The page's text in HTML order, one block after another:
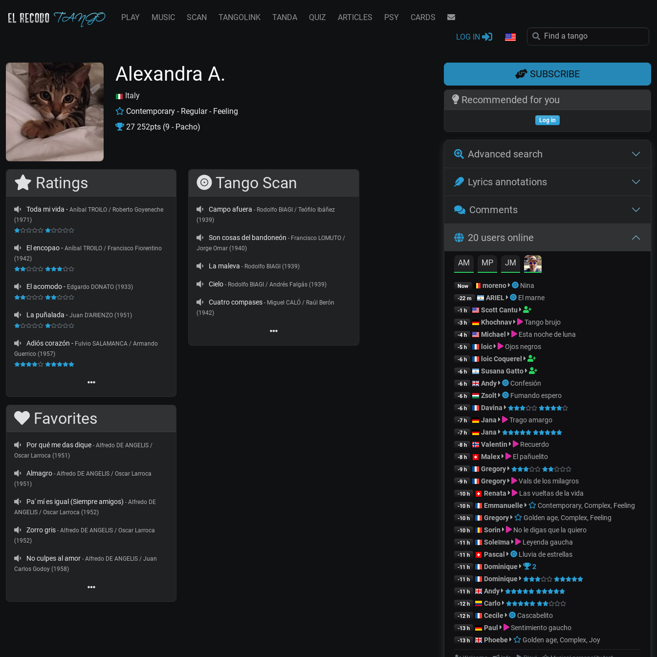
PLAY MUSIC SCAN TANGOLINK TANDA QUIZ ARTICLES PSY CARDS
LOG IN
Alexandra A.
Italy
Contemporary - Regular - Feeling
27 252pts (9 - Pacho)
Ratings
Toda mi vida - Aníbal TROILO / Roberto Goyeneche
(1971)
El encopao- Aníbal TROILO / Francisco Fiorentino
(1942)
El acomodo- Edgardo DONATO (1933)
La puñalada - Juan D'ARIENZO (1951)
Adiós corazón - Fulvio SALAMANCA / Armando
Guerrico (1957)
Tango Scan
Campo afuera - Rodolfo BIAGI / Teófilo Ibáñez
(1939)
Son cosas del bandoneón - Francisco LOMUTO /
Jorge Omar (1940)
La maleva - Rodolfo BIAGI (1939)
Cielo - Rodolfo BIAGI / Andrés Falgás (1939)
Cuatro compases - Miguel CALÓ / Raúl Berón
(1942)
Favorites
Por qué me das dique - Alfredo DE ANGELIS /
Oscar Larroca (1951)
Almagro - Alfredo DE ANGELIS / Oscar Larroca
(1951)
Pa' mí es igual (Siempre amigos) - Alfredo DE
ANGELIS / Oscar Larroca (1952)
Zorro gris - Alfredo DE ANGELIS / Oscar Larroca
(1952)
No culpes al amor - Alfredo DE ANGELIS / Juan
Carlos Godoy (1958)
SUBSCRIBE
Recommended for you
Log in
Advanced search
Lyrics annotations
Comments
20 users online
AM MP JM
Now moreno Nina
-22 m ARIEL El marne
-1 h Scott Cantu
-3 h Khochnav Tango brujo
-4 h Michael Esta noche de luna
-5 h loic Ojos negros
-6 h loic Coquerel
-6 h Susana Gatto
-6 h Andy Confesión
-6 h Zsolt Fumando espero
-6 h Davina
-7 h Jana Trago amargo
-7 h Jana
-8 h Valentin Recuerdo
-8 h Malex El pañuelito
-9 h Gregory
-9 h Gregory Vals de los milagros
-10 h Renata Las vueltas de la vida
-10 h Emmanuelle Contemporary, Complex, Feeling
-10 h Gregory Golden age, Complex, Feeling
-10 h Sorin No le digas que la quiero
-11 h Soleïma Leyenda gaucha
-11 h Pascal Lluvia de estrellas
-11 h Dominique 2
-11 h Dominique
-11 h Andy
-12 h Carlo
-12 h Cecile Cascabelito
-13 h Paul Sentimiento gaucho
-13 h Phoebe Golden age, Complex, Joy